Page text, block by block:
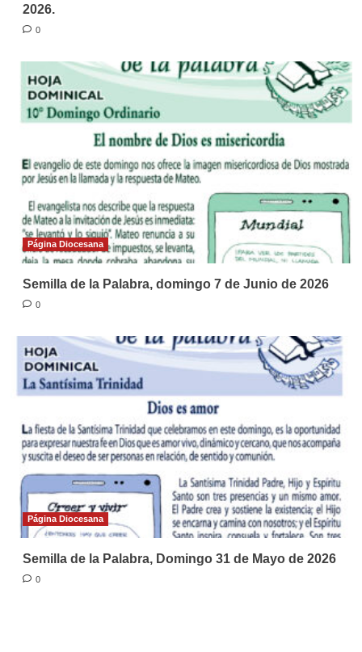
2026.
0
Página Diocesana
Semilla de la Palabra, domingo 7 de Junio de 2026
0
Página Diocesana
Semilla de la Palabra, Domingo 31 de Mayo de 2026
0